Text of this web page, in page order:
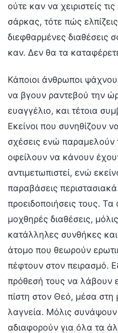
ούτε καν να χειριστείς
σάρκας, τότε πώς
διεφθαρμένες διαθέσεις
καν. Δεν θα τα
Κάποιοι άνθρωποι
να βγουν ραντεβού την
ευαγγέλιο, και τέτοια
Εκείνοι που συνηθίζουν
σχέσεις ενώ παραμελούν
οφείλουν να κάνουν
αντιμετωπιστεί, ενώ
παραβάσεις
προειδοποιήσεις τους.
μοχθηρές διαθέσεις,
κατάλληλες συνθήκες
άτομο που θεωρούν
πέφτουν στον πειρασμό.
πρόθεσή τους να λάβουν
πίστη στον Θεό, μέσα στη
λαγνεία. Μόλις
αδιαφορούν για όλα τα